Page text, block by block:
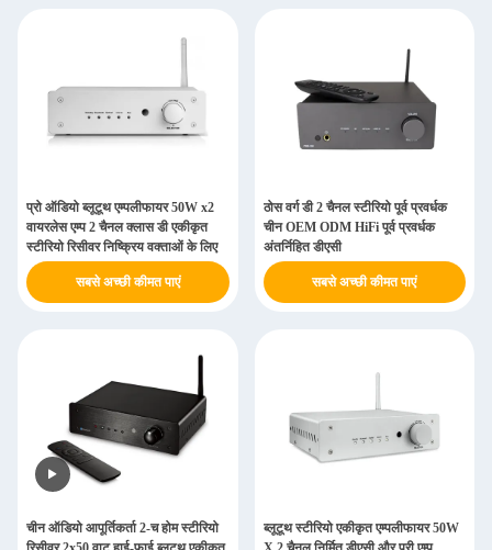
प्रो ऑडियो ब्लूटूथ एम्पलीफायर 50W x2
वायरलेस एम्प 2 चैनल क्लास डी एकीकृत
स्टीरियो रिसीवर निष्क्रिय वक्ताओं के लिए
सबसे अच्छी कीमत पाएं
ठोस वर्ग डी 2 चैनल स्टीरियो पूर्व प्रवर्धक
चीन OEM ODM HiFi पूर्व प्रवर्धक
अंतर्निहित डीएसी
सबसे अच्छी कीमत पाएं
चीन ऑडियो आपूर्तिकर्ता 2-च होम स्टीरियो
ब्लूटूथ स्टीरियो एकीकृत एम्पलीफायर 50W